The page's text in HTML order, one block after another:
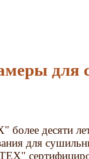
для
десяти лет
для